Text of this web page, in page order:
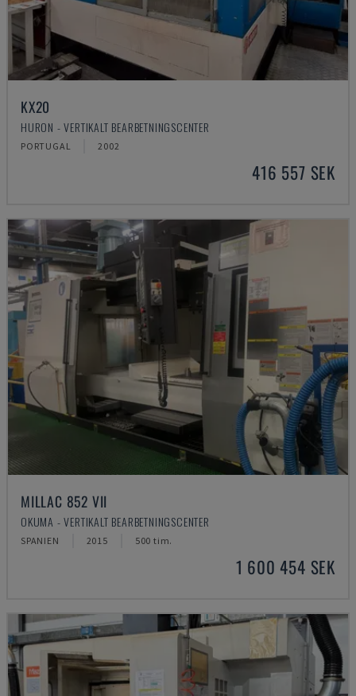
KX20
HURON - VERTIKALT BEARBETNINGSCENTER
PORTUGAL 2002
416 557 SEK
MILLAC 852 VII
OKUMA - VERTIKALT BEARBETNINGSCENTER
SPANIEN 2015 500 tim.
1 600 454 SEK